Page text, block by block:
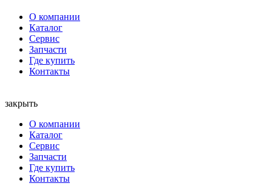
О компании
Каталог
Сервис
Запчасти
Где купить
Контакты
закрыть
О компании
Каталог
Сервис
Запчасти
Где купить
Контакты